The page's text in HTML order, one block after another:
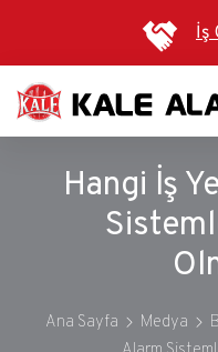
atla
İş
Hangi İş
Ana Sayfa Medya